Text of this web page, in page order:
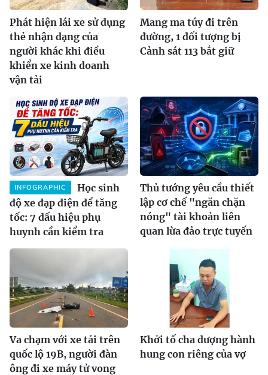
Phát hiện lái xe sử dụng
thẻ nhận dạng của
người khác khi điều
khiển xe kinh doanh
vận tải
Mang ma túy đi trên
đường, 1 đối tượng bị
Cảnh sát 113 bắt giữ
INFOGRAPHIC
Học sinh
độ xe đạp điện để tăng
tốc: 7 dấu hiệu phụ
huynh cần kiểm tra
Thủ tướng yêu cầu thiết
lập cơ chế "ngăn chặn
nóng" tài khoản liên
quan lừa đảo trực tuyến
Va chạm với xe tải trên
quốc lộ 19B, người đàn
ông đi xe máy tử vong
Khởi tố cha dượng hành
hung con riêng của vợ